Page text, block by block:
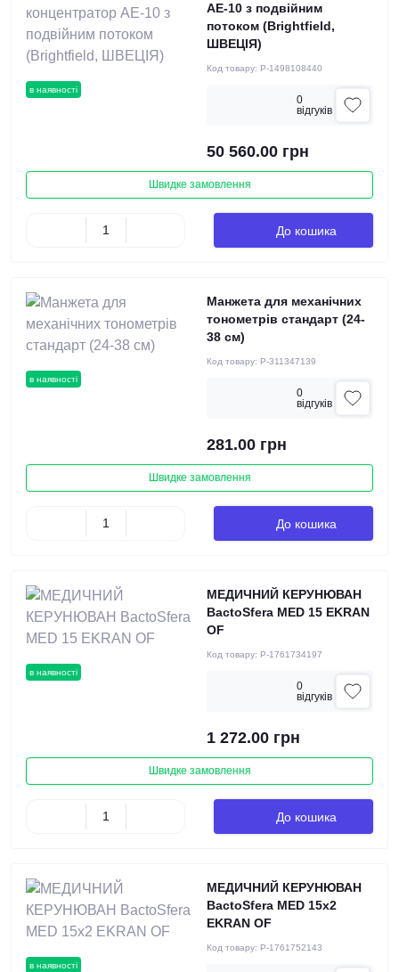
в наявності
АЕ-10 з подвійним
потоком (Brightfield,
ШВЕЦІЯ)
Код товару: P-1498108440
0
вiдгукiв
50 560.00 грн
Швидке замовлення
До кошика
в наявності
Манжета для механічних
тонометрів стандарт (24-
38 см)
Код товару: P-311347139
0
вiдгукiв
281.00 грн
Швидке замовлення
До кошика
в наявності
МЕДИЧНИЙ КЕРУНЮВАН
BactoSfera MED 15 EKRAN
OF
Код товару: P-1761734197
0
вiдгукiв
1 272.00 грн
Швидке замовлення
До кошика
в наявності
МЕДИЧНИЙ КЕРУНЮВАН
BactoSfera MED 15x2
EKRAN OF
Код товару: P-1761752143